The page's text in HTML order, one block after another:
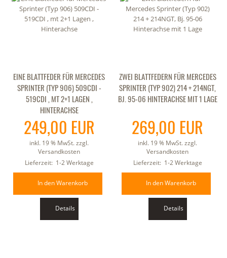
EINE BLATTFEDER FÜR MERCEDES
SPRINTER (TYP 906) 509CDI -
519CDI , MT 2+1 LAGEN ,
HINTERACHSE
249,00 EUR
inkl. 19 % MwSt. zzgl.
Versandkosten
Lieferzeit: 1-2 Werktage
In den Warenkorb
Details
ZWEI BLATTFEDERN FÜR MERCEDES
SPRINTER (TYP 902) 214 + 214NGT,
BJ. 95-06 HINTERACHSE MIT 1 LAGE
269,00 EUR
inkl. 19 % MwSt. zzgl.
Versandkosten
Lieferzeit: 1-2 Werktage
In den Warenkorb
Details